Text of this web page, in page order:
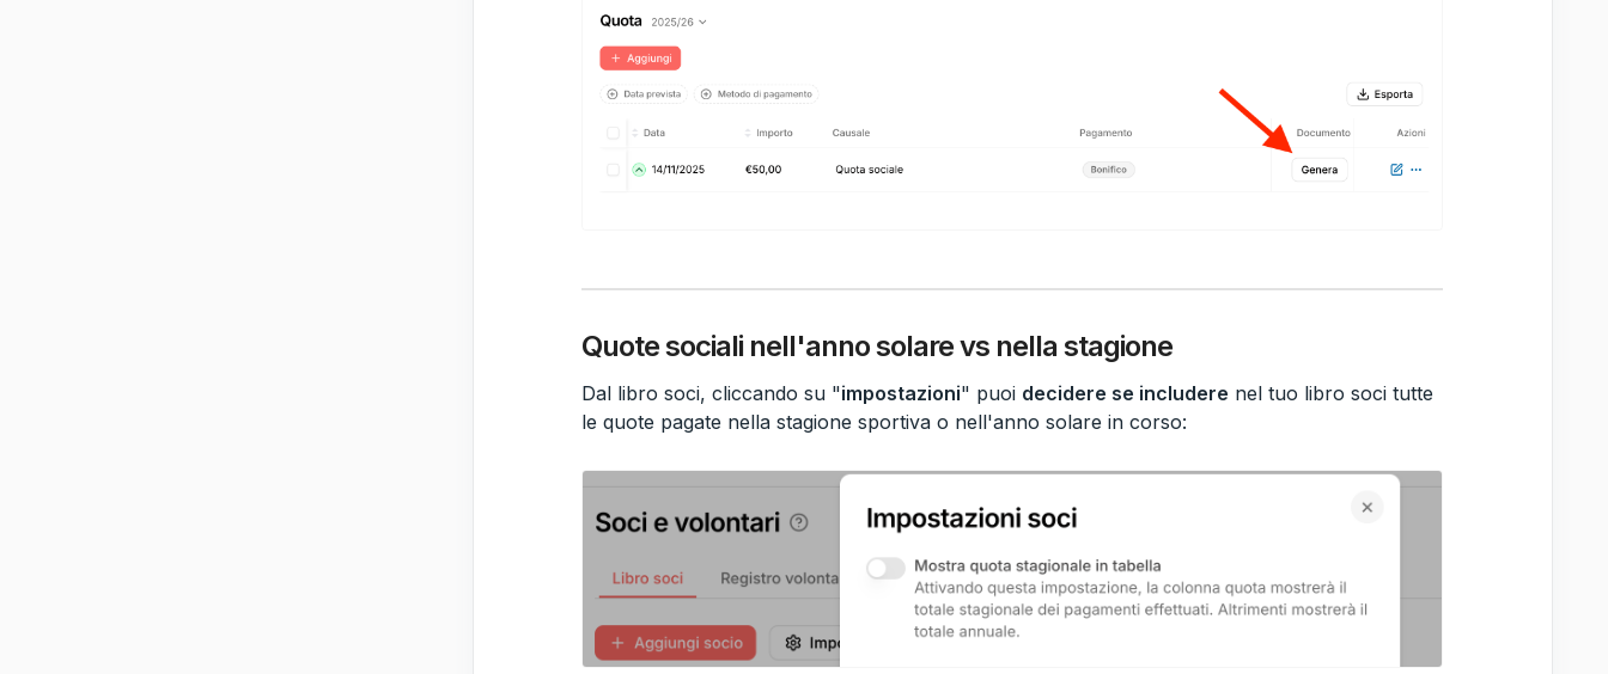
Quote sociali nell'anno solare vs nella stagione
Dal libro soci, cliccando su "impostazioni" puoi decidere se includere nel tuo libro soci tutte
le quote pagate nella stagione sportiva o nell'anno solare in corso: